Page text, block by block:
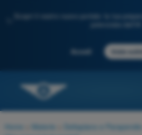
Scopri il nostro nuovo portale: la tua
Accedi Inizia
Home Materie Deltaplano e Parapendio